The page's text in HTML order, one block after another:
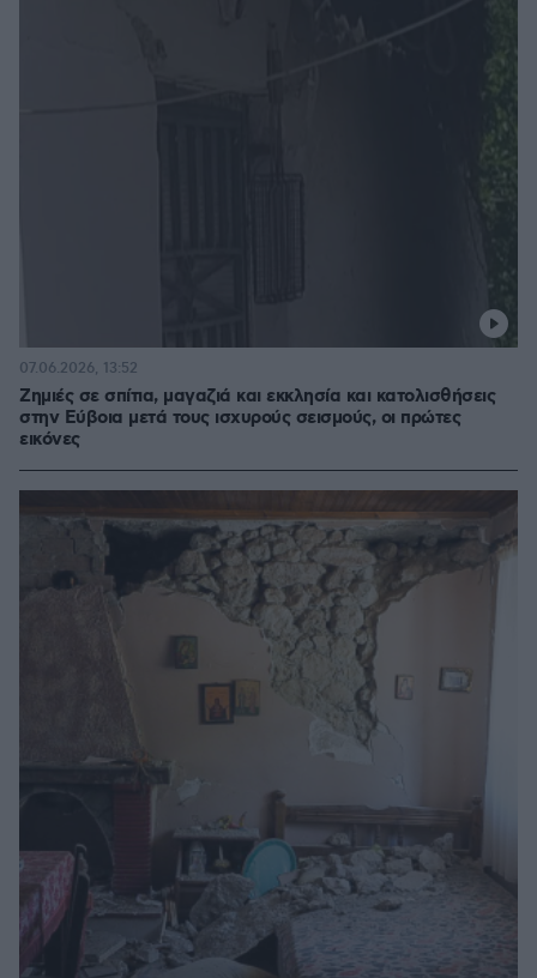
Ζημιές σε σπίτια, μαγαζιά και εκκλησία και κατολισθήσεις
στην Εύβοια μετά τους ισχυρούς σεισμούς, οι πρώτες
εικόνες
07.06.2026, 13:52